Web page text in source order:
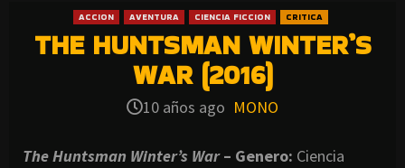
ACCION AVENTURA CIENCIA FICCION CRITICA
THE HUNTSMAN WINTER’S
WAR (2016)
10 años ago MONO
The Huntsman Winter’s War– Genero: Ciencia